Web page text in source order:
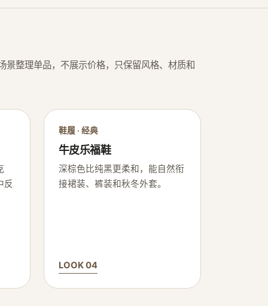
景整理单品，不展示价格，只保留风格、材质和
反
鞋履 · 经典
牛皮乐福鞋
深棕色比纯黑更柔和，能自然衔
接裙装、裤装和秋冬外套。
LOOK 04